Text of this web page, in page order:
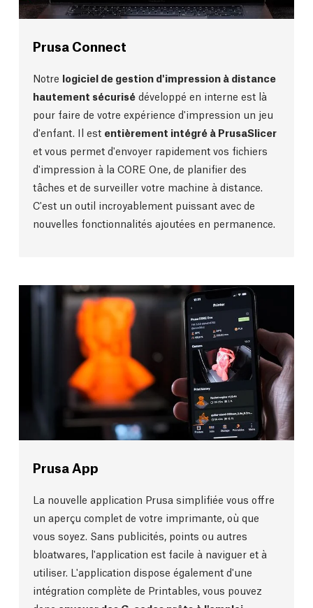
Prusa Connect
Notre logiciel de gestion d'impression à distance
hautement sécurisé développé en interne est là
pour faire de votre expérience d'impression un jeu
d'enfant. Il est entièrement intégré à PrusaSlicer
et vous permet d'envoyer rapidement vos fichiers
d'impression à la CORE One, de planifier des
tâches et de surveiller votre machine à distance.
C'est un outil incroyablement puissant avec de
nouvelles fonctionnalités ajoutées en permanence.
Prusa App
La nouvelle application Prusa simplifiée vous offre
un aperçu complet de votre imprimante, où que
vous soyez. Sans publicités, points ou autres
bloatwares, l'application est facile à naviguer et à
utiliser. L'application dispose également d'une
intégration complète de Printables, vous pouvez